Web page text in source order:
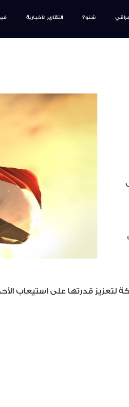
شنو؟ التقارير الأخبارية
لتعزيز قدرتها على استيعاب